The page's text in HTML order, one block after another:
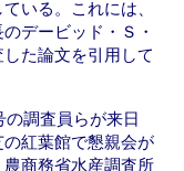
いる。これには、
デービッド・Ｓ・
た論文を引用して
調査員らが来日
紅葉館で懇親会が
商務省水産調査所